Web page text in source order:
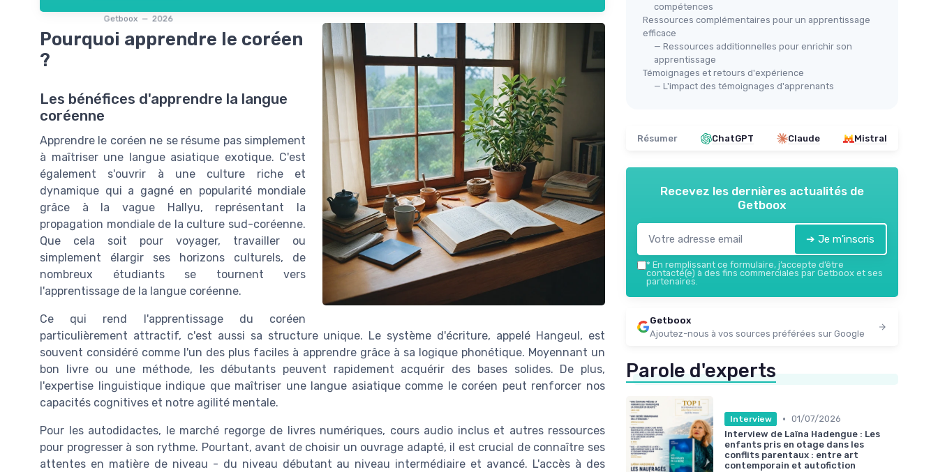
Getboox — 2026
Pourquoi apprendre le coréen
?
Les bénéfices d'apprendre la langue
coréenne
Apprendre le coréen ne se résume pas simplement
à maîtriser une langue asiatique exotique. C'est
également s'ouvrir à une culture riche et
dynamique qui a gagné en popularité mondiale
grâce à la vague Hallyu, représentant la
propagation mondiale de la culture sud-coréenne.
Que cela soit pour voyager, travailler ou
simplement élargir ses horizons culturels, de
nombreux étudiants se tournent vers
l'apprentissage de la langue coréenne.
Ce qui rend l'apprentissage du coréen
particulièrement attractif, c'est aussi sa structure unique. Le système d'écriture, appelé Hangeul, est
souvent considéré comme l'un des plus faciles à apprendre grâce à sa logique phonétique. Moyennant un
bon livre ou une méthode, les débutants peuvent rapidement acquérir des bases solides. De plus,
l'expertise linguistique indique que maîtriser une langue asiatique comme le coréen peut renforcer nos
capacités cognitives et notre agilité mentale.
Pour les autodidactes, le marché regorge de livres numériques, cours audio inclus et autres ressources
pour progresser à son rythme. Pourtant, avant de choisir un ouvrage adapté, il est crucial de connaître ses
attentes en matière de niveau - du niveau débutant au niveau intermédiaire et avancé. L'accès à des
compétences
Ressources complémentaires pour un apprentissage
efficace
— Ressources additionnelles pour enrichir son
apprentissage
Témoignages et retours d'expérience
— L'impact des témoignages d'apprenants
Résumer ChatGPT Claude Mistral
Recevez les dernières actualités de
Getboox
➔ Je m'inscris
* En remplissant ce formulaire, j’accepte d’être
contacté(e) à des fins commerciales par Getboox et ses
partenaires.
Getboox
Ajoutez-nous à vos sources préférées sur Google
Parole d'experts
Interview • 01/07/2026
Interview de Laïna Hadengue : Les
enfants pris en otage dans les
conflits parentaux : entre art
contemporain et autofiction